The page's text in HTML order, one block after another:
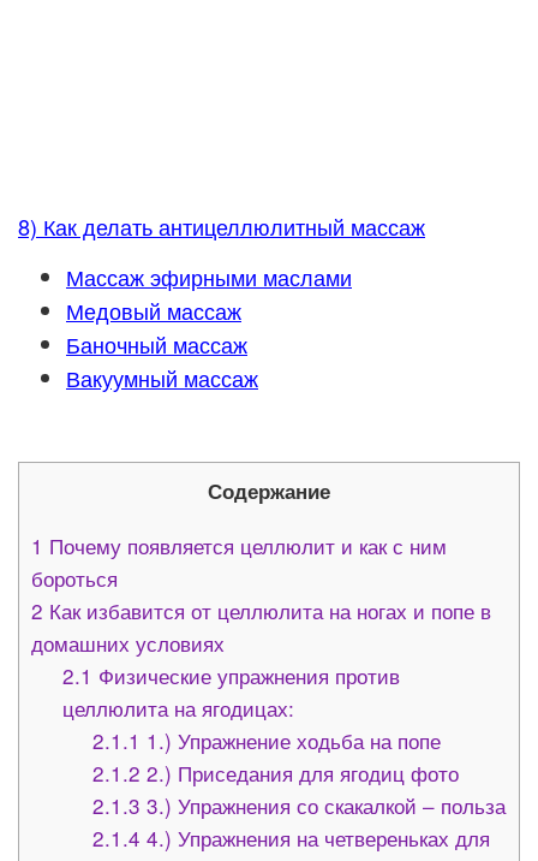
8) Как делать антицеллюлитный массаж
Массаж эфирными маслами
Медовый массаж
Баночный массаж
Вакуумный массаж
Содержание
1 Почему появляется целлюлит и как с ним
бороться
2 Как избавится от целлюлита на ногах и попе в
домашних условиях
2.1 Физические упражнения против
целлюлита на ягодицах:
2.1.1 1.) Упражнение ходьба на попе
2.1.2 2.) Приседания для ягодиц фото
2.1.3 3.) Упражнения со скакалкой – польза
2.1.4 4.) Упражнения на четвереньках для